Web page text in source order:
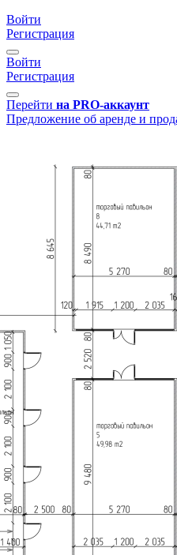
Войти
Регистрация
Войти
Регистрация
Перейти на PRO-аккаунт
Предложение об аренде и